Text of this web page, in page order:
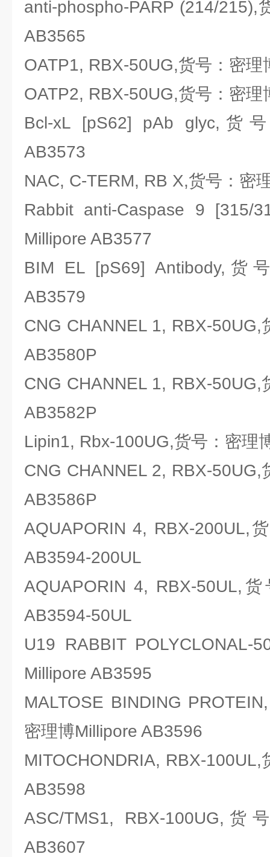
anti-phospho-PARP (214/215),
AB3565
OATP1, RBX-50UG,货号：密
OATP2, RBX-50UG,货号：密
Bcl-xL [pS62] pAb glyc,货
AB3573
NAC, C-TERM, RB X,货号：密
Rabbit anti-Caspase 9
Millipore AB3577
BIM EL [pS69] Antibody,货
AB3579
CNG CHANNEL 1, RBX-50UG,
AB3580P
CNG CHANNEL 1, RBX-50UG,
AB3582P
Lipin1, Rbx-100UG,货号：密理
CNG CHANNEL 2, RBX-50UG,
AB3586P
AQUAPORIN 4, RBX-200UL,
AB3594-200UL
AQUAPORIN 4, RBX-50UL,
AB3594-50UL
U19 RABBIT
Millipore AB3595
MALTOSE BINDING
密理博Millipore AB3596
MITOCHONDRIA, RBX-
AB3598
ASC/TMS1, RBX-100UG,货
AB3607